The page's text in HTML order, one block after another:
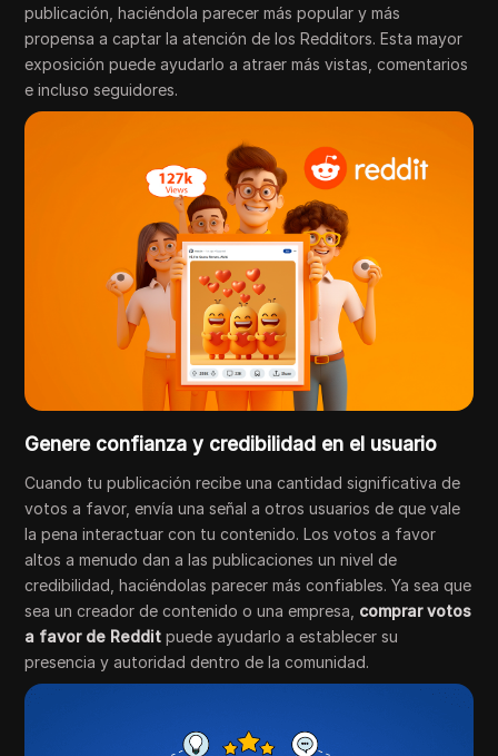
publicación, haciéndola parecer más popular y más
propensa a captar la atención de los Redditors. Esta mayor
exposición puede ayudarlo a atraer más vistas, comentarios
e incluso seguidores.
Genere confianza y credibilidad en el usuario
Cuando tu publicación recibe una cantidad significativa de
votos a favor, envía una señal a otros usuarios de que vale
la pena interactuar con tu contenido. Los votos a favor
altos a menudo dan a las publicaciones un nivel de
credibilidad, haciéndolas parecer más confiables. Ya sea que
sea un creador de contenido o una empresa, comprar votos
a favor de Reddit puede ayudarlo a establecer su
presencia y autoridad dentro de la comunidad.